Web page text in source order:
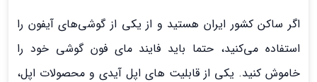
اگر ساکن کشور ايران هستيد و از يکي از گوشی‌های آیفون را
استفاده مي‌کنيد، حتما بايد فايند ماي فون گوشي خود را
خاموش کنيد. يکي از قابليت هاي اپل آيدي و محصولات اپل،